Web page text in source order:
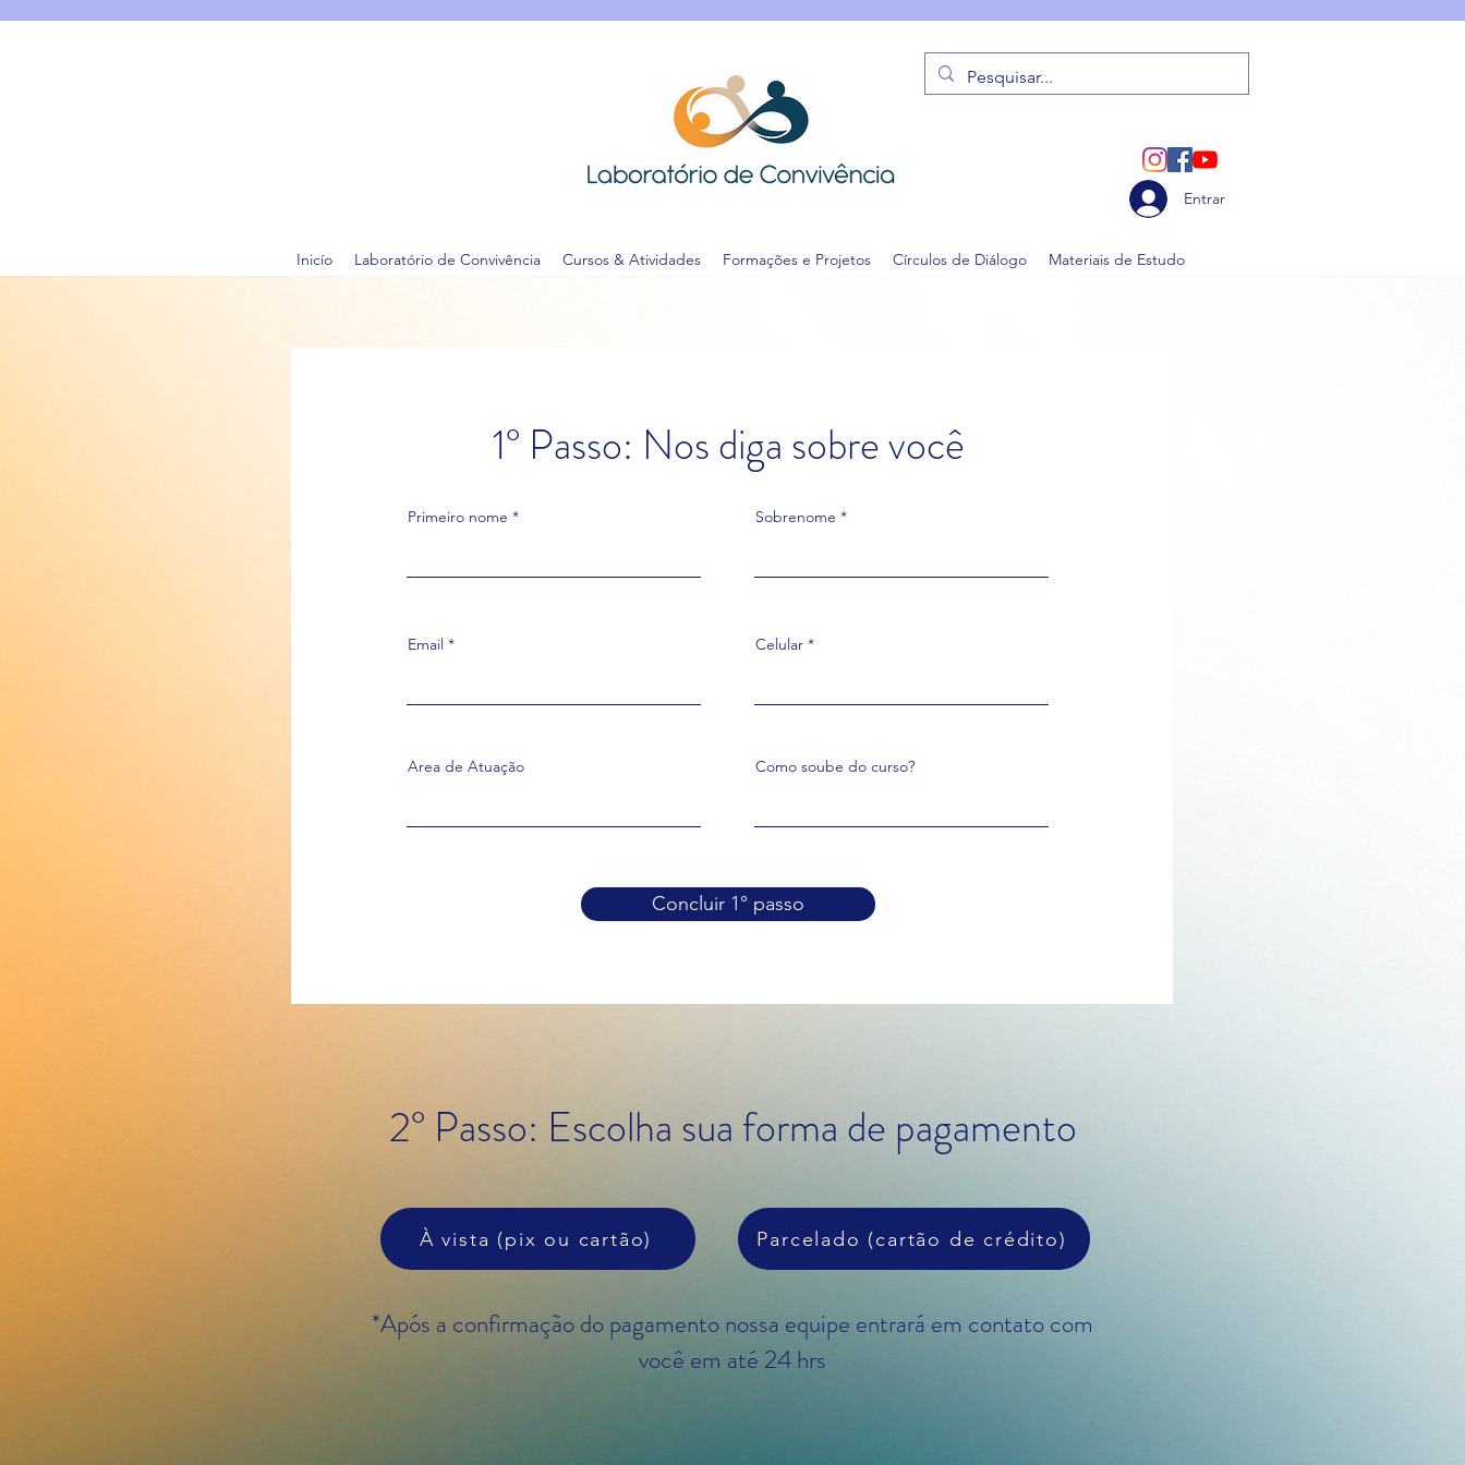
Entrar
Inicío Laboratório de Convivência Cursos & Atividades Formações e Projetos Círculos de Diálogo Materiais de Estudo
1° Passo: Nos diga sobre você
Primeiro nome Sobrenome
Email Celular
Area de Atuação Como soube do curso?
Concluir 1° passo
À vista (pix ou cartão) Parcelado (cartão de crédito)
*Após a confirmação do pagamento nossa equipe entrará em contato com
você em até 24 hrs
2° Passo: Escolha sua forma de pagamento